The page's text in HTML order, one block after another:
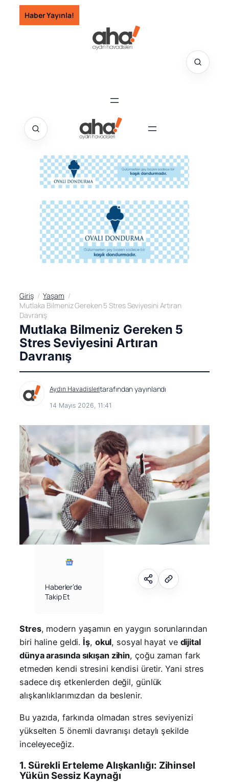
İçeriğe
geç
Haber Yayınla!
Giriş
Yaşam
Mutlaka Bilmeniz Gereken 5 Stres Seviyesini Artıran
Davranış
Mutlaka Bilmeniz Gereken 5
Stres Seviyesini Artıran
Davranış
Aydın Havadisleritarafından yayınlandı
14 Mayıs 2026, 11:41
Haberler’de
Takip Et
Stres, modern yaşamın en yaygın sorunlarından
biri haline geldi. İş, okul, sosyal hayat ve dijital
dünya arasında sıkışan zihin, çoğu zaman fark
etmeden kendi stresini kendisi üretir. Yani stres
sadece dış etkenlerden değil, günlük
alışkanlıklarımızdan da beslenir.
Bu yazıda, farkında olmadan stres seviyenizi
yükselten 5 önemli davranışı detaylı şekilde
inceleyeceğiz.
1. Sürekli Erteleme Alışkanlığı: Zihinsel
Yükün Sessiz Kaynağı